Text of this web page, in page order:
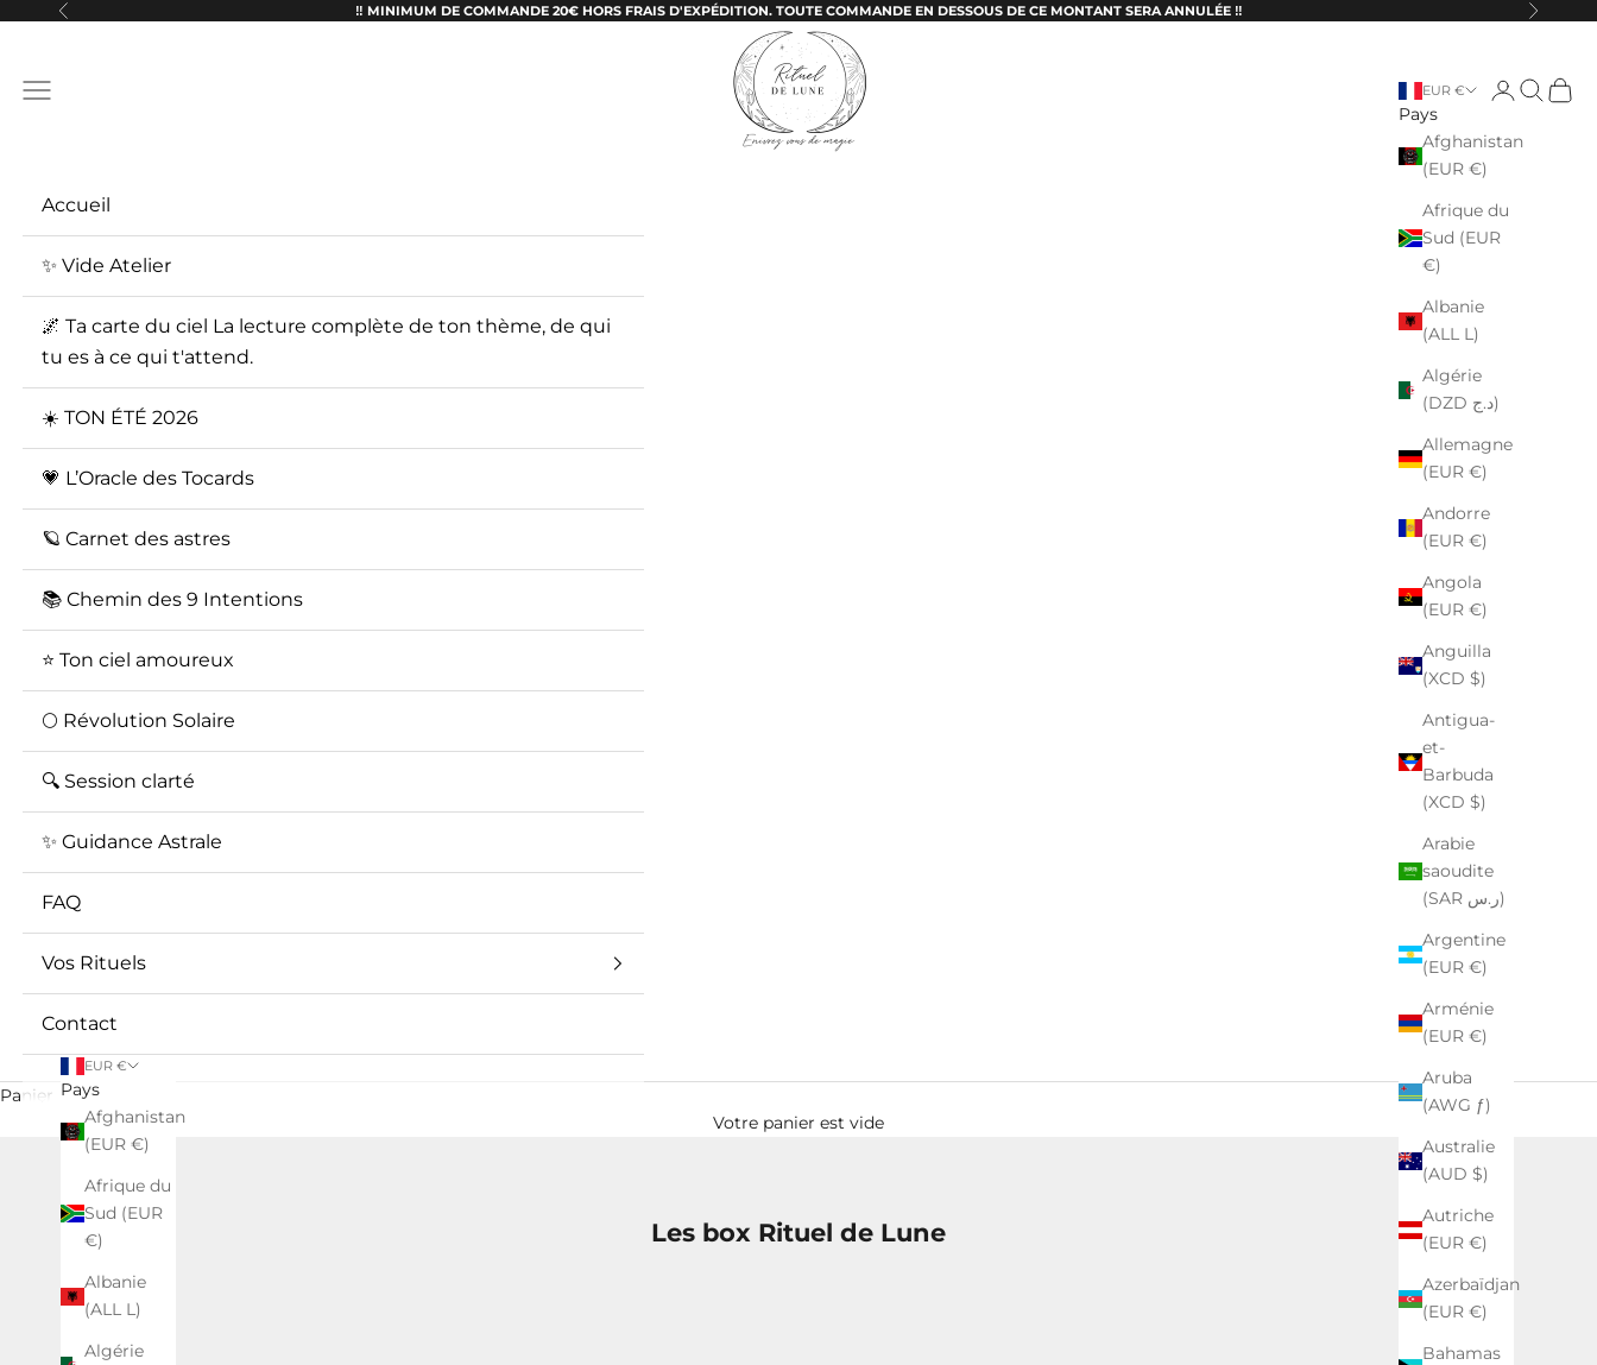
Passer au contenu
Précédent ‼️ MINIMUM DE COMMANDE 20€ HORS FRAIS D'EXPÉDITION. TOUTE COMMANDE EN DESSOUS DE CE MONTANT SERA ANNULÉE ‼️ Suivant
Ritueldelune
Menu EUR €
Pays
Afghanistan
(EUR €)
Afrique du
Sud (EUR
€)
Albanie
(ALL L)
Algérie
(DZD د.ج)
Allemagne
(EUR €)
Andorre
(EUR €)
Angola
(EUR €)
Anguilla
(XCD $)
Antigua-
et-
Barbuda
(XCD $)
Arabie
saoudite
(SAR ر.س)
Argentine
(EUR €)
Arménie
(EUR €)
Aruba
(AWG ƒ)
Australie
(AUD $)
Autriche
(EUR €)
Azerbaïdjan
(EUR €)
Bahamas
ConnexionPanier
Accueil
✨ Vide Atelier
🌌 Ta carte du ciel La lecture complète de ton thème, de qui
tu es à ce qui t'attend.
☀️ TON ÉTÉ 2026
💗 L’Oracle des Tocards
🪐 Carnet des astres
📚 Chemin des 9 Intentions
⭐️ Ton ciel amoureux
🌕 Révolution Solaire
🔍 Session clarté
✨ Guidance Astrale
FAQ
Vos Rituels
Contact
EUR €
Pays
Afghanistan
(EUR €)
Afrique du
Sud (EUR
€)
Albanie
(ALL L)
Algérie
Panier
Votre panier est vide
Les box Rituel de Lune